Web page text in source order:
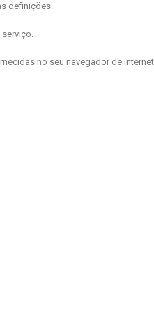
definições.
serviço.
no seu navegador de